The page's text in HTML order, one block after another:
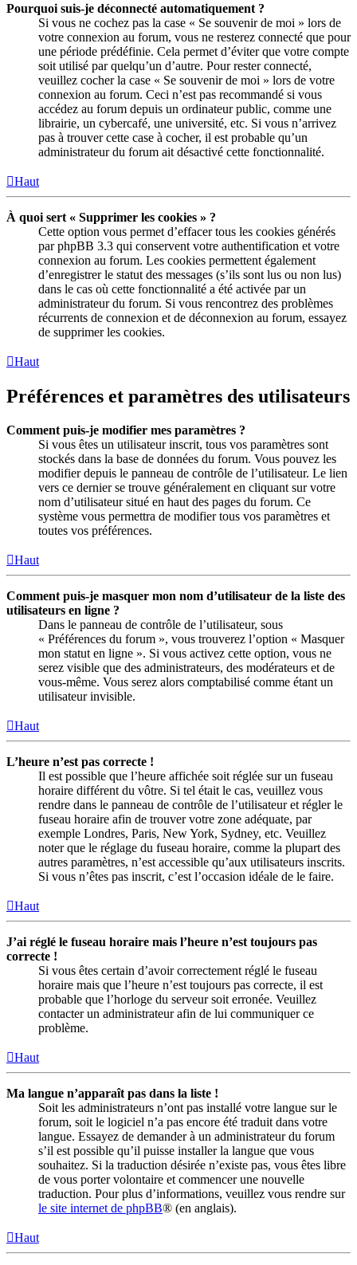
Pourquoi suis-je déconnecté automatiquement ?
Si vous ne cochez pas la case « Se souvenir de moi » lors de
votre connexion au forum, vous ne resterez connecté que pour
une période prédéfinie. Cela permet d’éviter que votre compte
soit utilisé par quelqu’un d’autre. Pour rester connecté,
veuillez cocher la case « Se souvenir de moi » lors de votre
connexion au forum. Ceci n’est pas recommandé si vous
accédez au forum depuis un ordinateur public, comme une
librairie, un cybercafé, une université, etc. Si vous n’arrivez
pas à trouver cette case à cocher, il est probable qu’un
administrateur du forum ait désactivé cette fonctionnalité.
Haut
À quoi sert « Supprimer les cookies » ?
Cette option vous permet d’effacer tous les cookies générés
par phpBB 3.3 qui conservent votre authentification et votre
connexion au forum. Les cookies permettent également
d’enregistrer le statut des messages (s’ils sont lus ou non lus)
dans le cas où cette fonctionnalité a été activée par un
administrateur du forum. Si vous rencontrez des problèmes
récurrents de connexion et de déconnexion au forum, essayez
de supprimer les cookies.
Haut
Préférences et paramètres des utilisateurs
Comment puis-je modifier mes paramètres ?
Si vous êtes un utilisateur inscrit, tous vos paramètres sont
stockés dans la base de données du forum. Vous pouvez les
modifier depuis le panneau de contrôle de l’utilisateur. Le lien
vers ce dernier se trouve généralement en cliquant sur votre
nom d’utilisateur situé en haut des pages du forum. Ce
système vous permettra de modifier tous vos paramètres et
toutes vos préférences.
Haut
Comment puis-je masquer mon nom d’utilisateur de la liste des
utilisateurs en ligne ?
Dans le panneau de contrôle de l’utilisateur, sous
« Préférences du forum », vous trouverez l’option « Masquer
mon statut en ligne ». Si vous activez cette option, vous ne
serez visible que des administrateurs, des modérateurs et de
vous-même. Vous serez alors comptabilisé comme étant un
utilisateur invisible.
Haut
L’heure n’est pas correcte !
Il est possible que l’heure affichée soit réglée sur un fuseau
horaire différent du vôtre. Si tel était le cas, veuillez vous
rendre dans le panneau de contrôle de l’utilisateur et régler le
fuseau horaire afin de trouver votre zone adéquate, par
exemple Londres, Paris, New York, Sydney, etc. Veuillez
noter que le réglage du fuseau horaire, comme la plupart des
autres paramètres, n’est accessible qu’aux utilisateurs inscrits.
Si vous n’êtes pas inscrit, c’est l’occasion idéale de le faire.
Haut
J’ai réglé le fuseau horaire mais l’heure n’est toujours pas
correcte !
Si vous êtes certain d’avoir correctement réglé le fuseau
horaire mais que l’heure n’est toujours pas correcte, il est
probable que l’horloge du serveur soit erronée. Veuillez
contacter un administrateur afin de lui communiquer ce
problème.
Haut
Ma langue n’apparaît pas dans la liste !
Soit les administrateurs n’ont pas installé votre langue sur le
forum, soit le logiciel n’a pas encore été traduit dans votre
langue. Essayez de demander à un administrateur du forum
s’il est possible qu’il puisse installer la langue que vous
souhaitez. Si la traduction désirée n’existe pas, vous êtes libre
de vous porter volontaire et commencer une nouvelle
traduction. Pour plus d’informations, veuillez vous rendre sur
le site internet de phpBB® (en anglais).
Haut